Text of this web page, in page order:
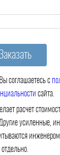
соглашаетесь с
сайта.
расчет
усиленные,
отдельно.